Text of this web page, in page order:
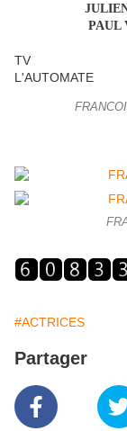
PAUL
TV
L'AUTOMATE
#ACTRICES
Partager